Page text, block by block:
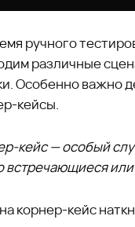
ручного
различные
Особенно важно
кейсы.
кейс — особый
встречающиеся
корнер-кейс